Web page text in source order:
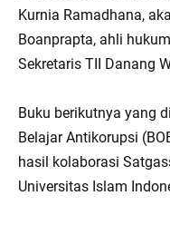
Kurnia Ramadhana,
Boanprapta, ahli
Sekretaris TII Danang
Buku berikutnya yang
Belajar Antikorupsi
hasil kolaborasi
Universitas Islam